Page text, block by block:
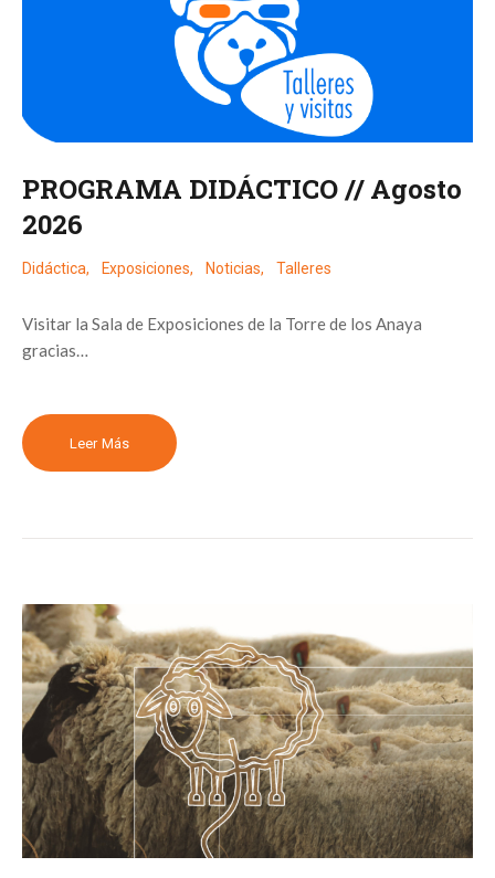
PROGRAMA DIDÁCTICO // Agosto
2026
Didáctica, Exposiciones, Noticias, Talleres
Visitar la Sala de Exposiciones de la Torre de los Anaya
gracias…
Leer Más